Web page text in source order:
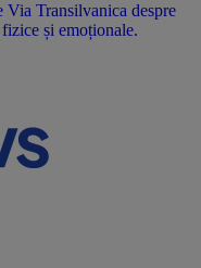
Via Transilvanica despre
și emoționale.